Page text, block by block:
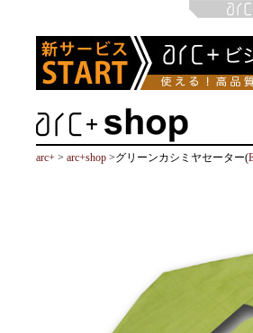
arc+ > arc+shop >グリーンカシミヤセーター(